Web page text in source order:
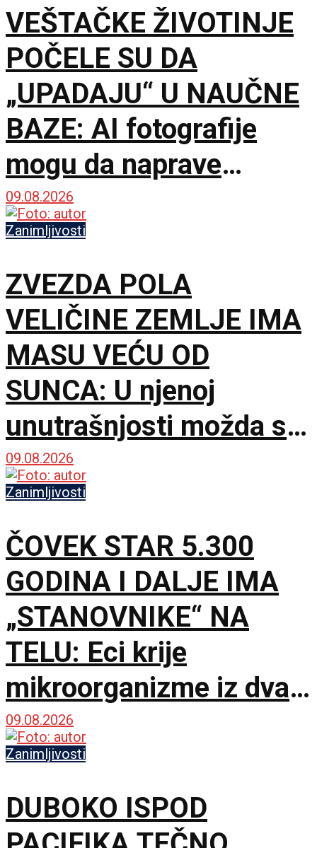
VEŠTAČKE ŽIVOTINJE
POČELE SU DA
„UPADAJU“ U NAUČNE
BAZE: AI fotografije
mogu da naprave
problem mnogo veći od
obične prevare
09.08.2026
Zanimljivosti
ZVEZDA POLA
VELIČINE ZEMLJE IMA
MASU VEĆU OD
SUNCA: U njenoj
unutrašnjosti možda se
krije gotovo čisti
kiseonik i neon
09.08.2026
Zanimljivosti
ČOVEK STAR 5.300
GODINA I DALJE IMA
„STANOVNIKE“ NA
TELU: Eci krije
mikroorganizme iz dva
potpuno različita sveta
09.08.2026
Zanimljivosti
DUBOKO ISPOD